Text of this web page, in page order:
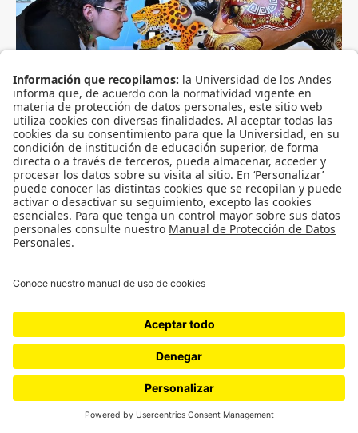
★★★= Buena
Aunque esta sección está llena de stands,
algunas instituciones se animaron a presentar
exposiciones, y vale la pena destacarlas. Me
propuestas de Artesanos de Colombia:
ColombiayArte Vivo. Son buenas iniciativas,
pero no alcanzan a llenar el vacío que
sentimos quienes seguimos extrañando la
sección de Diseño de años anteriores.
Editoriales, curada por